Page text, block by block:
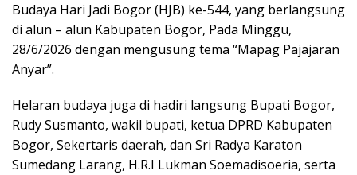
Budaya Hari Jadi Bogor (HJB) ke-544, yang berlangsung
di alun – alun Kabupaten Bogor, Pada Minggu,
28/6/2026 dengan mengusung tema “Mapag Pajajaran
Anyar”.
Helaran budaya juga di hadiri langsung Bupati Bogor,
Rudy Susmanto, wakil bupati, ketua DPRD Kabupaten
Bogor, Sekertaris daerah, dan Sri Radya Karaton
Sumedang Larang, H.R.I Lukman Soemadisoeria, serta